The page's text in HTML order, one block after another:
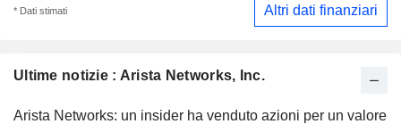
Ultime notizie : Arista Networks, Inc.
Arista Networks: un insider ha venduto azioni per un valore
* Dati stimati Altri dati finanziari